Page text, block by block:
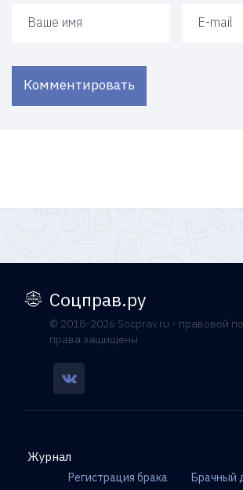
Комментировать
Соцправ.ру
© 2018-2026 Socprav.ru - правовой
права защищены
Журнал
Регистрация брака
Брачный